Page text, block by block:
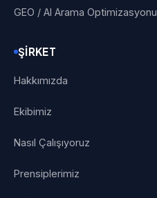
GEO / AI Arama Optimizasyonu
ŞIRKET
Hakkımızda
Ekibimiz
Nasıl Çalışıyoruz
Prensiplerimiz